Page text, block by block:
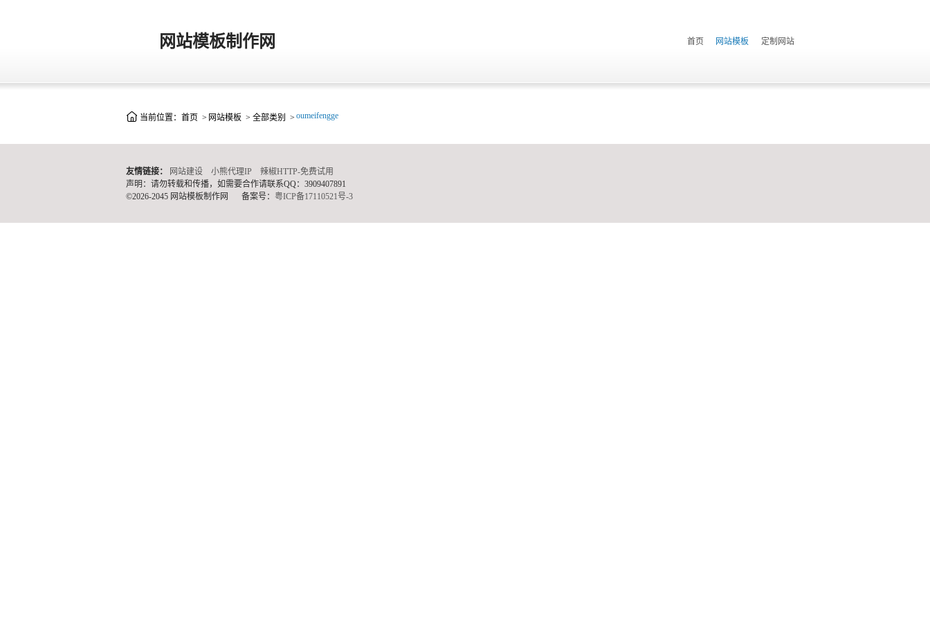
网站模板制作网 首页 网站模板 定制网站
当前位置： 首页 > 网站模板 > 全部类别 > oumeifengge
友情链接： 网站建设 小熊代理IP
辣椒HTTP-免费试用
声明：请勿转载和传播，如需要合作请联系QQ：3909407891
©2026-2045 网站模板制作网
备案号： 粤ICP备17110521号-3